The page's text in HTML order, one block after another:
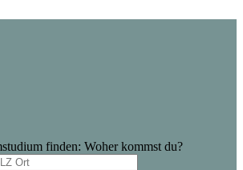
finden: Woher kommst du?